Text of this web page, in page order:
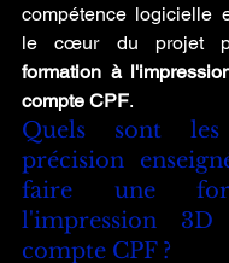
compétence logicielle
le cœur du projet
formation à
compte CPF.
Quels sont
précision
faire une
l'impression
compte CPF ?